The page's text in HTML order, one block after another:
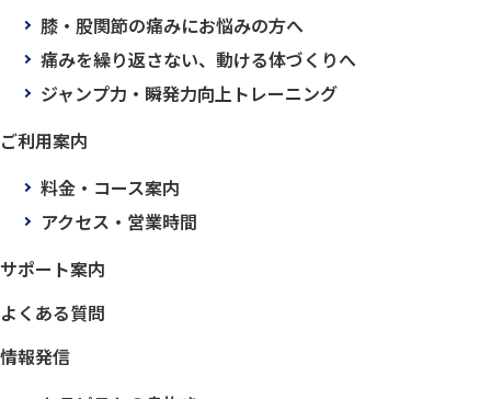
膝・股関節の痛みにお悩みの方へ
痛みを繰り返さない、動ける体づくりへ
ジャンプ力・瞬発力向上トレーニング
ご利用案内
料金・コース案内
アクセス・営業時間
サポート案内
よくある質問
情報発信